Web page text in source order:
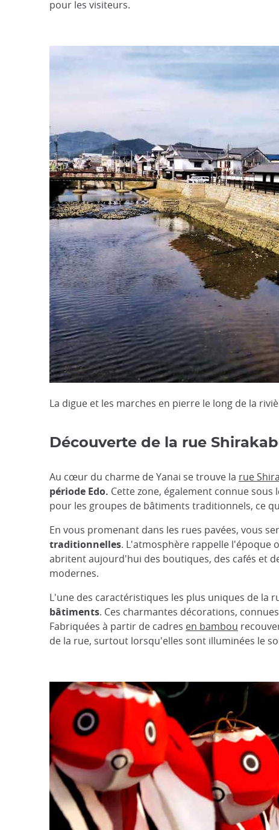
pour les visiteurs.
La digue et les marches en pierre le long de la
Découverte de la rue
Au cœur du charme de Yanai se trouve la rue
période Edo. Cette zone, également connue
pour les groupes de bâtiments traditionnels, ce
En vous promenant dans les rues pavées, vous
traditionnelles. L'atmosphère rappelle l'époque
abritent aujourd'hui des boutiques, des cafés et
modernes.
L'une des caractéristiques les plus uniques de la
bâtiments. Ces charmantes décorations,
Fabriquées à partir de cadres en bambou
de la rue, surtout lorsqu'elles sont illuminées le